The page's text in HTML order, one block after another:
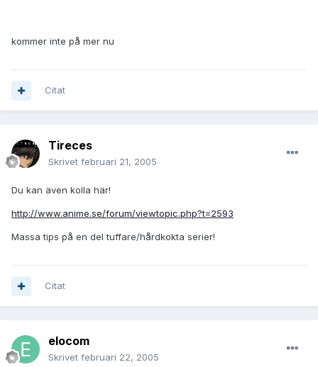
kommer inte på mer nu
Citat
Tireces
Skrivet februari 21, 2005
Du kan även kolla här!
http://www.anime.se/forum/viewtopic.php?t=2593
Massa tips på en del tuffare/hårdkokta serier!
Citat
elocom
Skrivet februari 22, 2005